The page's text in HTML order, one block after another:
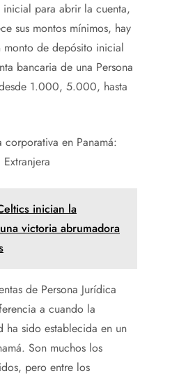
para abrir la cuenta,
sus montos mínimos, hay
monto de depósito inicial
bancaria de una Persona
1.000, 5.000, hasta
corporativa en Panamá:
Extranjera
inician la
victoria abrumadora
de Persona Jurídica
a cuando la
ha sido establecida en un
Son muchos los
pero entre los